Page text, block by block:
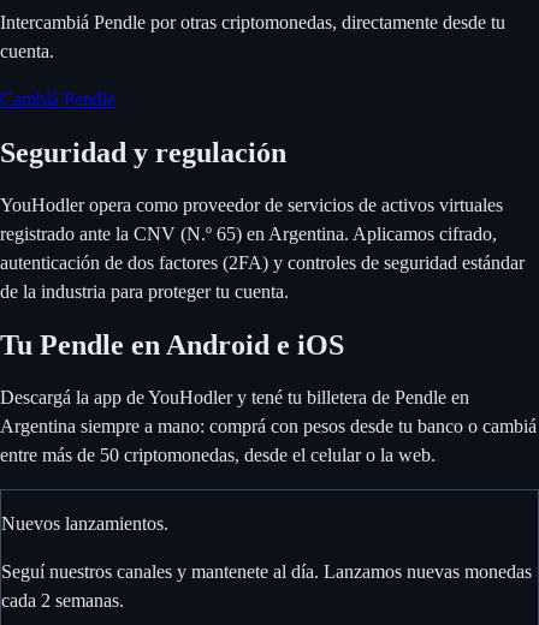
Intercambiá Pendle por otras criptomonedas, directamente desde tu
cuenta.
Cambiá Pendle
Seguridad y regulación
YouHodler opera como proveedor de servicios de activos virtuales
registrado ante la CNV (N.º 65) en Argentina. Aplicamos cifrado,
autenticación de dos factores (2FA) y controles de seguridad estándar
de la industria para proteger tu cuenta.
Tu Pendle en Android e iOS
Descargá la app de YouHodler y tené tu billetera de Pendle en
Argentina siempre a mano: comprá con pesos desde tu banco o cambiá
entre más de 50 criptomonedas, desde el celular o la web.
Nuevos lanzamientos.
Seguí nuestros canales y mantenete al día. Lanzamos nuevas monedas
cada 2 semanas.